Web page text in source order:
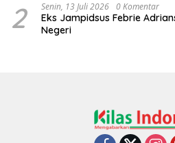
2 Senin, 13 Juli 2026 0 Komentar
Eks Jampidsus Febrie
Negeri